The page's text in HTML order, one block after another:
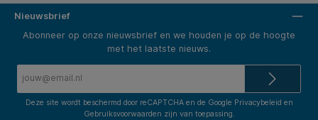
Nieuwsbrief
Abonneer op onze nieuwsbrief en we houden je op de hoogte
met het laatste nieuws.
Deze site wordt beschermd door reCAPTCHA en de Google Privacybeleid en
Gebruiksvoorwaarden zijn van toepassing.